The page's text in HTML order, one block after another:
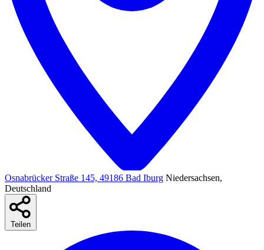
Osnabrücker Straße 145, 49186 Bad Iburg Niedersachsen,
Deutschland
Teilen